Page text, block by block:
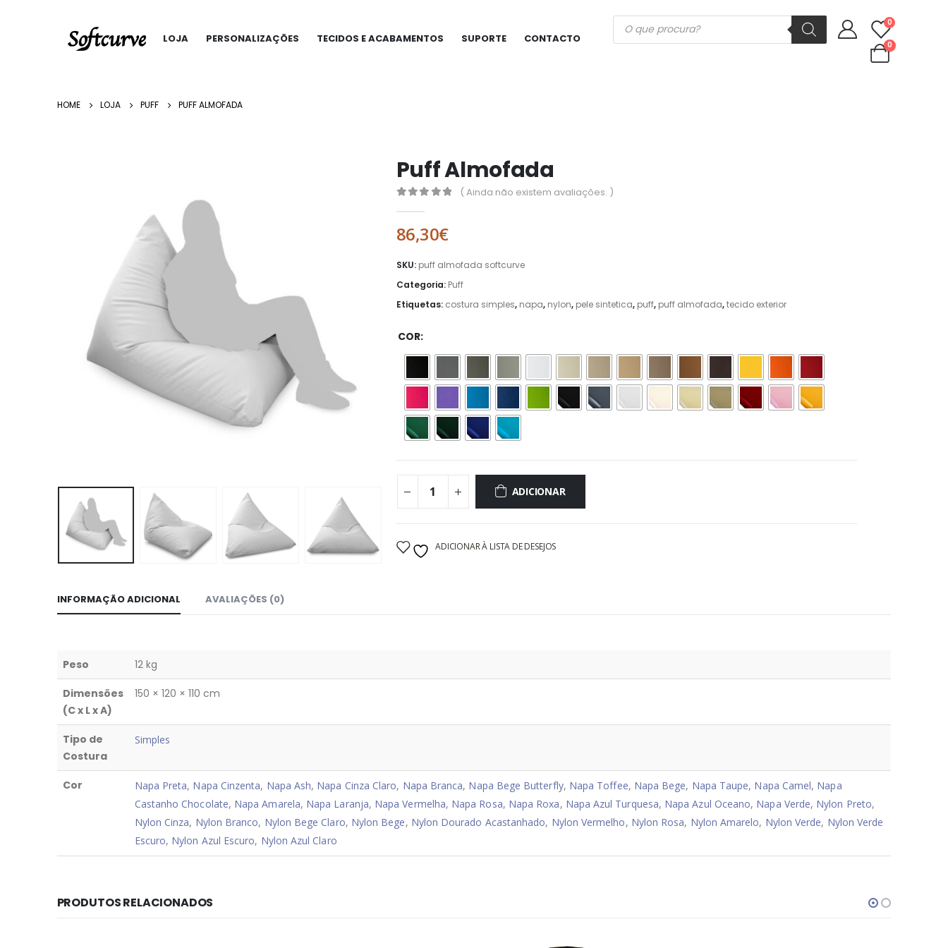
LOJA PERSONALIZAÇÕES TECIDOS E ACABAMENTOS SUPORTE CONTACTO
Products
search
0
0
HOME LOJA PUFF PUFF ALMOFADA
Puff Almofada
( Ainda não existem avaliações. )
86,30€
SKU: puff almofada softcurve
Categoria: Puff
Etiquetas: costura simples, napa, nylon, pele sintetica, puff, puff almofada,tecido exterior
COR
ADICIONAR
ADICIONAR À LISTA DE DESEJOS
INFORMAÇÃO ADICIONAL AVALIAÇÕES (0)
Peso 12 kg
Dimensões
(C x L x A)
150 × 120 × 110 cm
Tipo de
Costura
Simples
Cor Napa Preta, Napa Cinzenta, Napa Ash, Napa Cinza Claro, Napa Branca, Napa Bege Butterfly, Napa Toffee, Napa Bege, Napa Taupe, Napa Camel, Napa
Castanho Chocolate, Napa Amarela, Napa Laranja, Napa Vermelha, Napa Rosa, Napa Roxa, Napa Azul Turquesa, Napa Azul Oceano, Napa Verde, Nylon Preto,
Nylon Cinza, Nylon Branco, Nylon Bege Claro, Nylon Bege, Nylon Dourado Acastanhado, Nylon Vermelho, Nylon Rosa, Nylon Amarelo, Nylon Verde, Nylon Verde
Escuro, Nylon Azul Escuro, Nylon Azul Claro
PRODUTOS RELACIONADOS